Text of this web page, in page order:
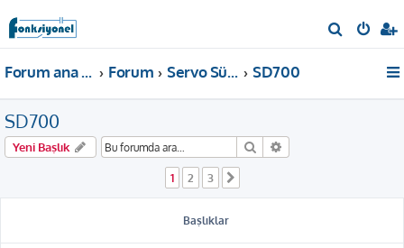
r
Forum ana sayfa Forum Servo Sürücü SD700
SD700
Yeni Başlık Ara
1 2 3
Başlıklar